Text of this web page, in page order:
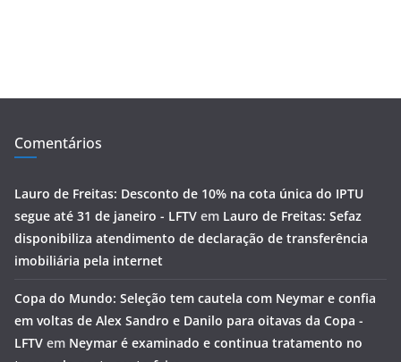
Comentários
Lauro de Freitas: Desconto de 10% na cota única do IPTU
segue até 31 de janeiro - LFTV em Lauro de Freitas: Sefaz
disponibiliza atendimento de declaração de transferência
imobiliária pela internet
Copa do Mundo: Seleção tem cautela com Neymar e confia
em voltas de Alex Sandro e Danilo para oitavas da Copa -
LFTV em Neymar é examinado e continua tratamento no